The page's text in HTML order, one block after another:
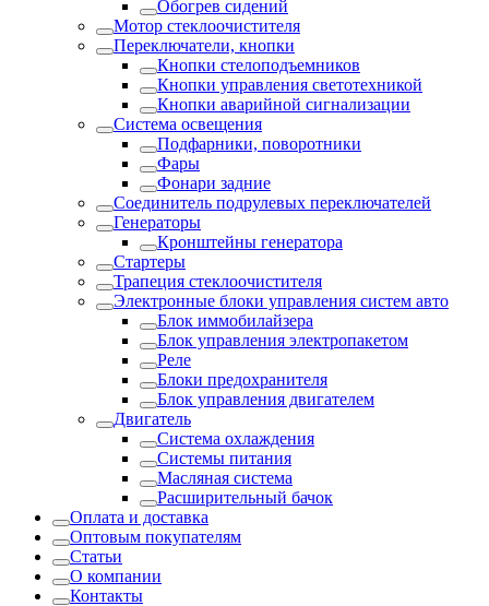
Обогрев сидений
Мотор стеклоочистителя
Переключатели, кнопки
Кнопки стелоподъемников
Кнопки управления светотехникой
Кнопки аварийной сигнализации
Система освещения
Подфарники, поворотники
Фары
Фонари задние
Соединитель подрулевых переключателей
Генераторы
Кронштейны генератора
Стартеры
Трапеция стеклоочистителя
Электронные блоки управления систем авто
Блок иммобилайзера
Блок управления электропакетом
Реле
Блоки предохранителя
Блок управления двигателем
Двигатель
Система охлаждения
Системы питания
Масляная система
Расширительный бачок
Оплата и доставка
Оптовым покупателям
Статьи
О компании
Контакты